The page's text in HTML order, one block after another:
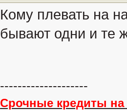
Кому плевать на
бывают одни и те
--------------------
Срочные кредиты на